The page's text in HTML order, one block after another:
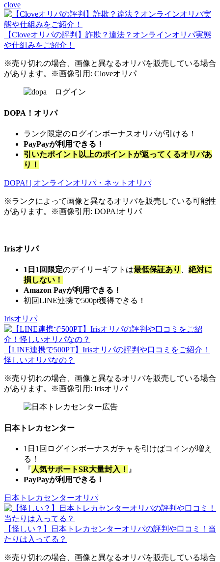
clove
【Cloveオリパの評判】詐欺？違法？オンラインオリパ実態
や仕組みをご紹介！
※売り切れの場合、画像と異なるオリパを販売している場合
があります。※画像引用: Cloveオリパ
DOPA！オリパ
ランク限定のログインボーナスオリパが引ける！
PayPayが利用できる！
引いたポイント以上のポイントが返ってくるオリパあ
り！
DOPA! | オンラインオリパ・ネットオリパ
※ランクによって画像と異なるオリパを販売している可能性
があります。※画像引用: DOPA!オリパ
Irisオリパ
1日1回限定のデイリーギフトは最低保証あり 、 絶対に
損しない！
Amazon Payが利用できる！
初回LINE連携で500pt獲得できる！
Irisオリパ
【LINE連携で500PT】Irisオリパの評判や口コミをご紹介！
怪しいオリパなの？
※売り切れの場合、画像と異なるオリパを販売している場合
があります。※画像引用: Irisオリパ
日本トレカセンター
1日1回ログインボーナスガチャを引けばコインが増え
る！
『 人気サポートSR大量封入！ 』
PayPayが利用できる！
日本トレカセンターオリパ
【怪しい？】日本トレカセンターオリパの評判や口コミ！当
たりは入ってる？
※売り切れの場合、画像と異なるオリパを販売している場合